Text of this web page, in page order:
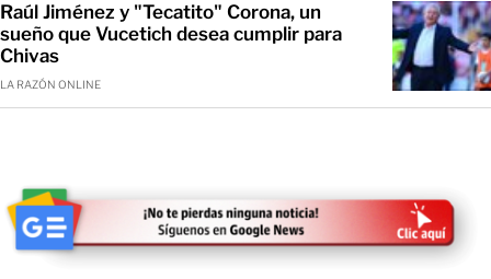
Raúl Jiménez y "Tecatito" Corona, un
sueño que Vucetich desea cumplir para
Chivas
LA RAZÓN ONLINE